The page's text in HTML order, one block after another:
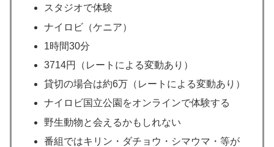
スタジオで体験
ナイロビ（ケニア）
1時間30分
3714円（レートによる変動あり）
貸切の場合は約6万（レートによる変動あり）
ナイロビ国立公園をオンラインで体験する
野生動物と会えるかもしれない
番組ではキリン・ダチョウ・シマウマ・等が